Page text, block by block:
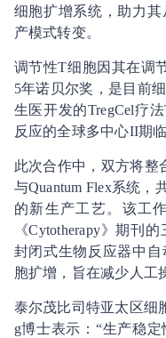
细胞扩增系统，助力
产模式转变。
调节性T细胞因其在调
5年诺贝尔奖，是目前
生医开发的TregCel疗
反应的全球多中心II期
此次合作中，双方将整
与Quantum Flex系统，
的新生产工艺。该工
《Cytotherapy》期刊
封闭式生物反应器中
胞扩增，旨在减少人工
泰尔茂比司特亚太区细
g博士表示：“生产稳